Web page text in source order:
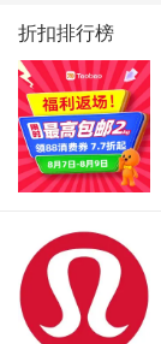
折扣排行榜